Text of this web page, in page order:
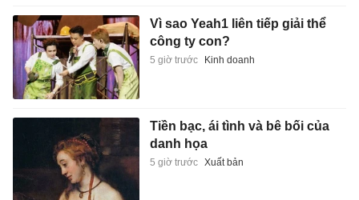
Vì sao Yeah1 liên tiếp giải thể
công ty con?
5 giờ trước Kinh doanh
Tiền bạc, ái tình và bê bối của
danh họa
5 giờ trước Xuất bản